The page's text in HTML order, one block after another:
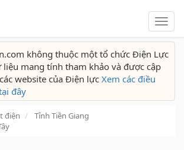
Lịch
cắt
không thuộc một tổ chức Điện Lực
mang tính tham khảo và được cập
website của Điện lực Xem các điều
đây
điện
Tỉnh Tiền Giang